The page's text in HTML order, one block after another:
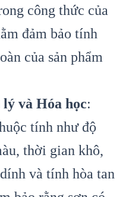
công thức của
đảm bảo tính
của sản phẩm
và Hóa học:
tính như độ
thời gian khô,
và tính hòa tan